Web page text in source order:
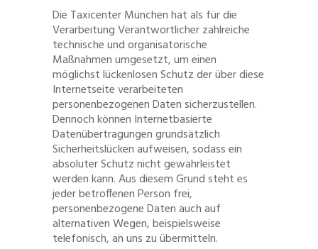
Die Taxicenter München hat als für die
Verarbeitung Verantwortlicher zahlreiche
technische und organisatorische
Maßnahmen umgesetzt, um einen
möglichst lückenlosen Schutz der über diese
Internetseite verarbeiteten
personenbezogenen Daten sicherzustellen.
Dennoch können Internetbasierte
Datenübertragungen grundsätzlich
Sicherheitslücken aufweisen, sodass ein
absoluter Schutz nicht gewährleistet
werden kann. Aus diesem Grund steht es
jeder betroffenen Person frei,
personenbezogene Daten auch auf
alternativen Wegen, beispielsweise
telefonisch, an uns zu übermitteln.